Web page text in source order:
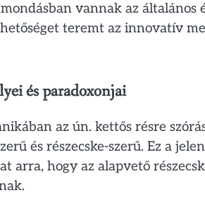
vannak az általános
teremt az innovatív
és paradoxonjai
az ún. kettős résre
és részecske-szerű. Ez a
arra, hogy az alapvető